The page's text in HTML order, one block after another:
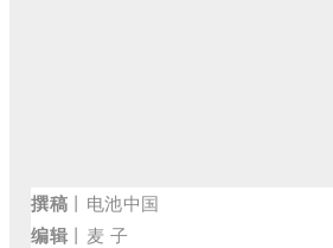
撰稿 丨电池中国
编辑 丨麦 子